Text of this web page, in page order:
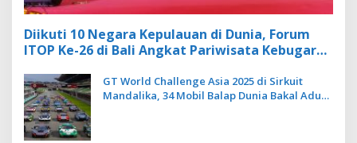
Diikuti 10 Negara Kepulauan di Dunia, Forum
ITOP Ke-26 di Bali Angkat Pariwisata Kebugaran
GT World Challenge Asia 2025 di Sirkuit
Mandalika, 34 Mobil Balap Dunia Bakal Adu